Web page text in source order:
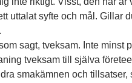
uttalat syfte och mål. Gillar
sagt, tveksam. Inte minst
tveksam till själva
smakämnen och tillsatser,